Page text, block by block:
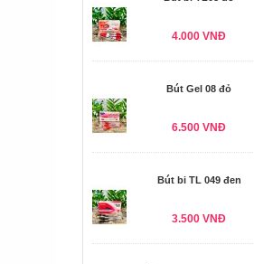
4.000 VNĐ
Bút Gel 08 đỏ
6.500 VNĐ
Bút bi TL 049 đen
3.500 VNĐ